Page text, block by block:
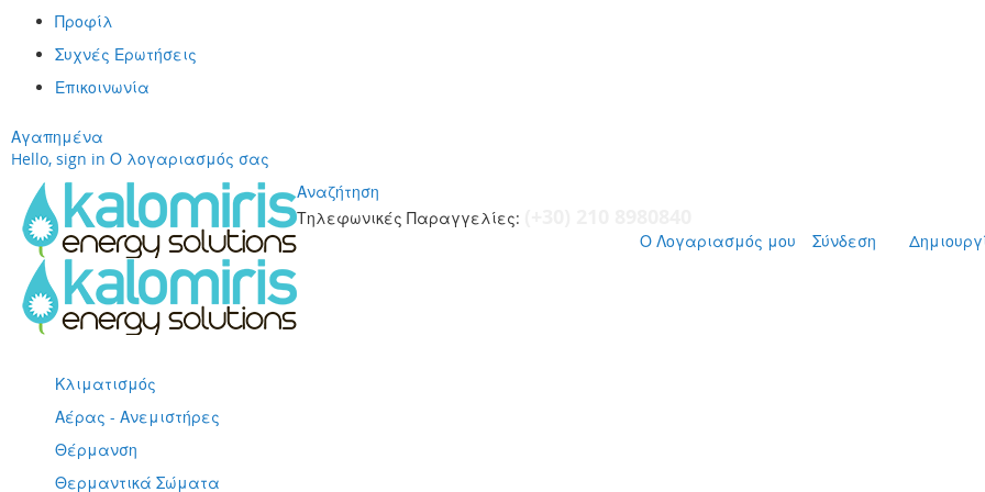
Προφίλ
Συχνές Ερωτήσεις
Επικοινωνία
Αγαπημένα
Hello, sign in Ο λογαριασμός σας
Αναζήτηση
Τηλεφωνικές Παραγγελίες:
Ο Λογαριασμός μου Σύνδεση
περιεχόμενο
Κλιματισμός
Αέρας - Ανεμιστήρες
Θέρμανση
Θερμαντικά Σώματα